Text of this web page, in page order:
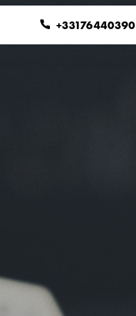
+33176440390